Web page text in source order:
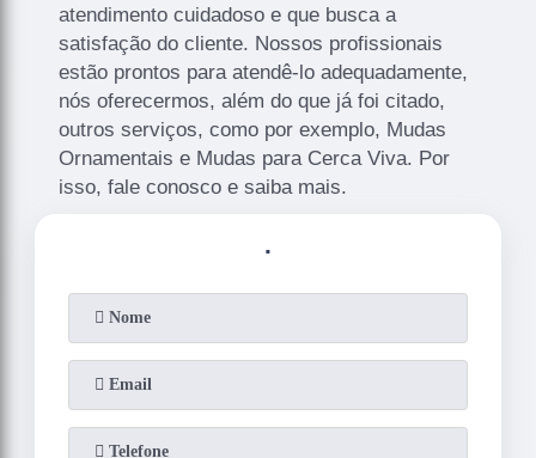
atendimento cuidadoso e que busca a
satisfação do cliente. Nossos profissionais
estão prontos para atendê-lo adequadamente,
nós oferecermos, além do que já foi citado,
outros serviços, como por exemplo, Mudas
Ornamentais e Mudas para Cerca Viva. Por
isso, fale conosco e saiba mais.
.